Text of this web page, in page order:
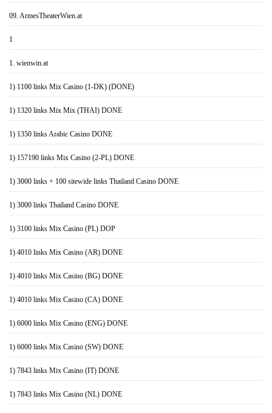
09. ArmesTheaterWien.at
1
1. wienwin.at
1) 1100 links Mix Casino (1-DK) (DONE)
1) 1320 links Mix Mix (THAI) DONE
1) 1350 links Arabic Casino DONE
1) 157190 links Mix Casino (2-PL) DONE
1) 3000 links + 100 sitewide links Thailand Casino DONE
1) 3000 links Thailand Casino DONE
1) 3100 links Mix Casino (PL) DOP
1) 4010 links Mix Casino (AR) DONE
1) 4010 links Mix Casino (BG) DONE
1) 4010 links Mix Casino (CA) DONE
1) 6000 links Mix Casino (ENG) DONE
1) 6000 links Mix Casino (SW) DONE
1) 7843 links Mix Casino (IT) DONE
1) 7843 links Mix Casino (NL) DONE